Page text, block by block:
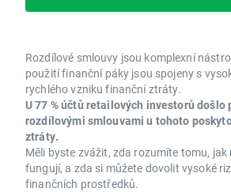
Rozdílové smlouvy jsou komplexní
použití finanční páky jsou spojeny s
rychlého vzniku finanční ztráty.
U 77 % účtů retailových investorů došlo
rozdílovými smlouvami u tohoto
ztráty.
Měli byste zvážit, zda rozumíte tomu,
fungují, a zda si můžete dovolit vysoké
finančních prostředků.